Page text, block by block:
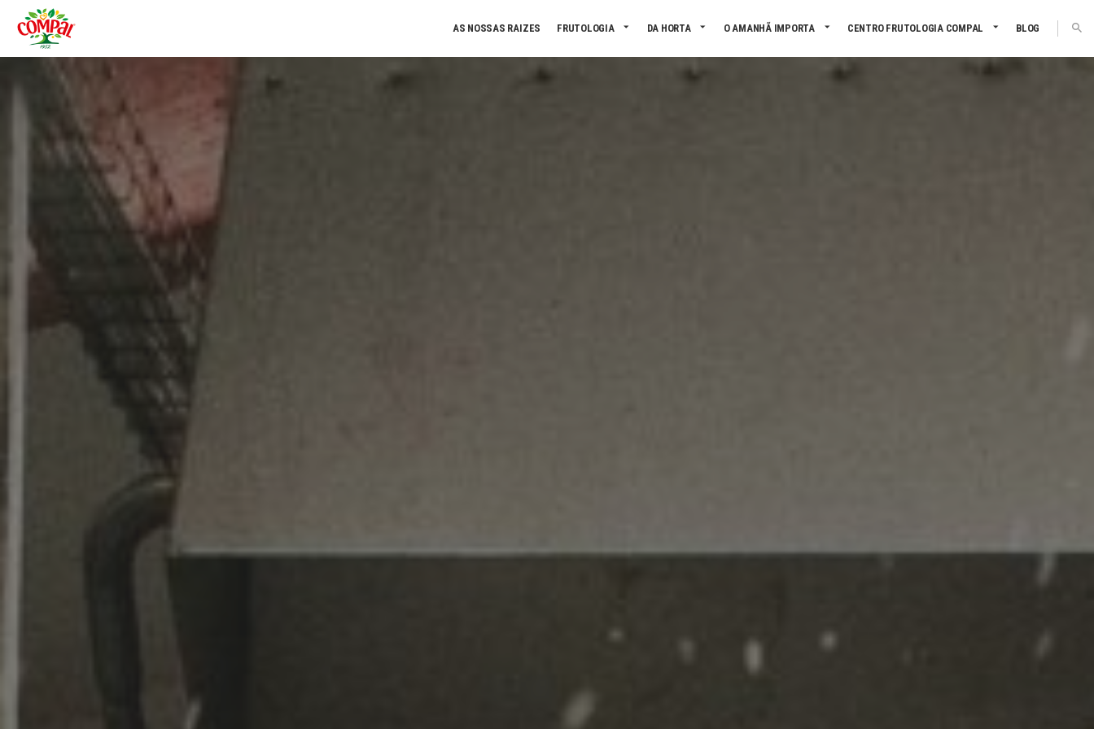
AS NOSSAS RAIZES FRUTOLOGIA DA HORTA O AMANHÃ IMPORTA CENTRO FRUTOLOGIA COMPAL BLOG